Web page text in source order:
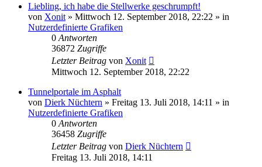
Liebling, ich habe die Stellwerke geschrumpft!
von Xonit » Mittwoch 12. September 2018, 22:22 » in
Nutzerdefinierte Grafiken
0 Antworten
36872 Zugriffe
Letzter Beitrag von Xonit
Mittwoch 12. September 2018, 22:22
Tunnelportale im Asphalt
von Dierk Nüchtern » Freitag 13. Juli 2018, 14:11 » in
Nutzerdefinierte Grafiken
0 Antworten
36458 Zugriffe
Letzter Beitrag von Dierk Nüchtern
Freitag 13. Juli 2018, 14:11